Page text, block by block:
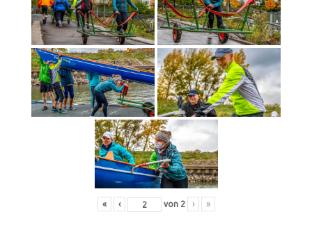
« ‹ von 2 › »